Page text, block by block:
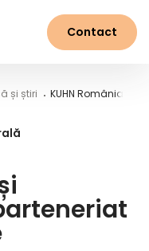
pentru
Contact
și știri KUHN România și